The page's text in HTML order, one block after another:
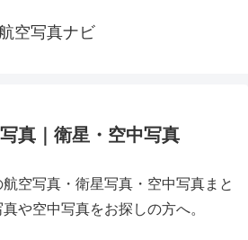
空写真ナビ
真｜衛星・空中写真
空写真・衛星写真・空中写真まと
や空中写真をお探しの方へ。